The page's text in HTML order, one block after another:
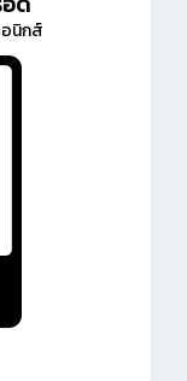
อนิกส์